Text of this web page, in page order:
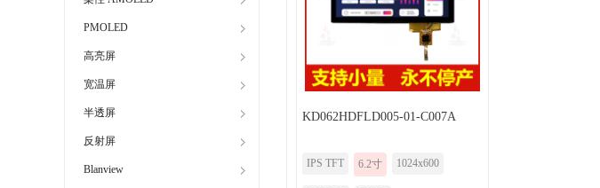
PMOLED
高亮屏
宽温屏
半透屏
反射屏
Blanview
KD062HDFLD005-01-C007A
IPS TFT 6.2寸 1024x600